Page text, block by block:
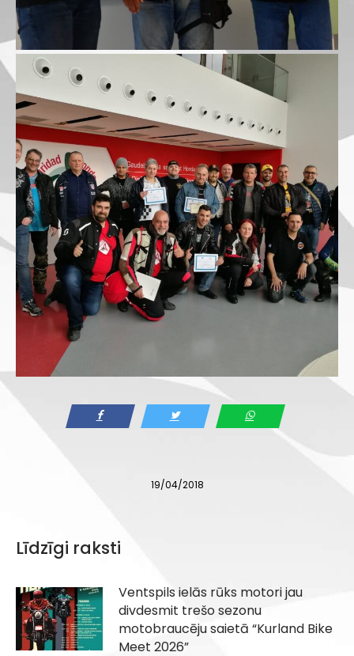
19/04/2018
Līdzīgi raksti
Ventspils ielās rūks motori jau
divdesmit trešo sezonu
motobraucēju saietā “Kurland Bike
Meet 2026”